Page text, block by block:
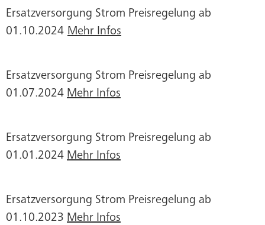
Ersatzversorgung Strom Preisregelung ab
01.10.2024 Mehr Infos
Ersatzversorgung Strom Preisregelung ab
01.07.2024 Mehr Infos
Ersatzversorgung Strom Preisregelung ab
01.01.2024 Mehr Infos
Ersatzversorgung Strom Preisregelung ab
01.10.2023 Mehr Infos